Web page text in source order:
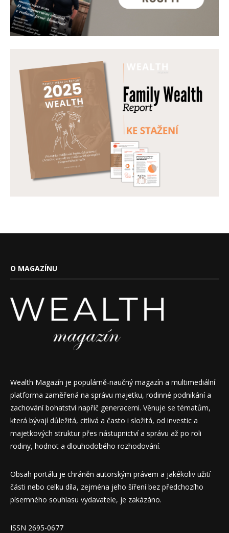
O MAGAZÍNU
Wealth Magazín je populárně-naučný magazín a multimediální
platforma zaměřená na správu majetku, rodinné podnikání a
zachování bohatství napříč generacemi. Věnuje se tématům,
která bývají důležitá, citlivá a často i složitá, od investic a
majetkových struktur přes nástupnictví a správu až po roli
rodiny, hodnot a dlouhodobého rozhodování.
Obsah portálu je chráněn autorským právem a jakékoliv užití
části nebo celku díla, zejména jeho šíření bez předchozího
písemného souhlasu vydavatele, je zakázáno.
ISSN 2695-0677